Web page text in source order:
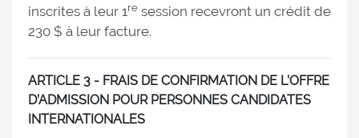
inscrites à leur 1re session recevront un crédit de
230 $ à leur facture.
ARTICLE 3 - FRAIS DE CONFIRMATION DE L’OFFRE
D’ADMISSION POUR PERSONNES CANDIDATES
INTERNATIONALES